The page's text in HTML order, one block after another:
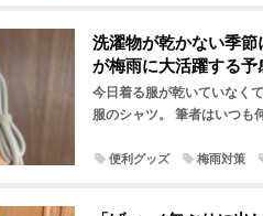
洗濯物が乾かない季
が梅雨に大活躍する予
今日着る服が乾いていなく
服のシャツ。 筆者はいつも
便利グッズ 梅雨対策